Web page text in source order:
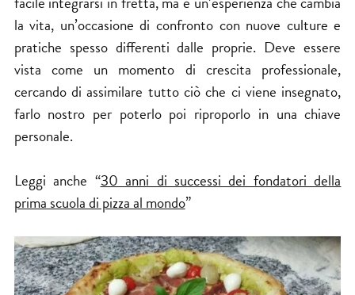
la vita, un’occasione di confronto con nuove culture e
pratiche spesso differenti dalle proprie. Deve essere
vista come un momento di crescita professionale,
cercando di assimilare tutto ciò che ci viene insegnato,
farlo nostro per poterlo poi riproporlo in una chiave
personale.
Leggi anche “30 anni di successi dei fondatori della
prima scuola di pizza al mondo”